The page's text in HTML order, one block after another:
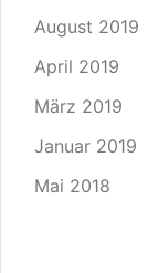
August 2019
April 2019
März 2019
Januar 2019
Mai 2018